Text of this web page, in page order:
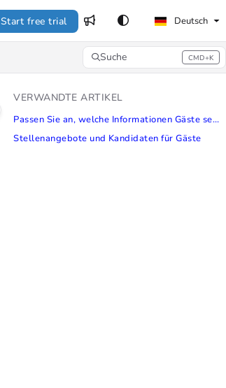
Start free trial Deutsch
Suche CMD+K
Press CMD+K to open search
VERWANDTE ARTIKEL
Passen Sie an, welche Informationen Gäste sehen und nutzen können
Stellenangebote und Kandidaten für Gäste